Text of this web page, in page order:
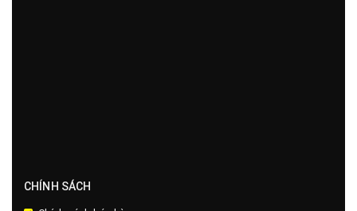
CHÍNH SÁCH